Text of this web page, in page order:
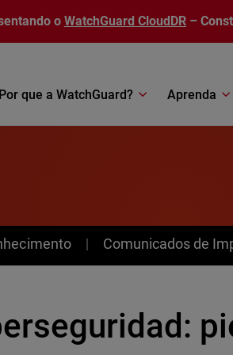
o WatchGuard CloudDR –
Por que a WatchGuard? Aprenda
Comunicados de